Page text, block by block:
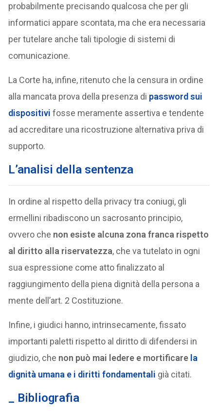
probabilmente precisando qualcosa che per gli
informatici appare scontata, ma che era necessaria
per tutelare anche tali tipologie di sistemi di
comunicazione.
La Corte ha, infine, ritenuto che la censura in ordine
alla mancata prova della presenza di password sui
dispositivifosse meramente assertiva e tendente
ad accreditare una ricostruzione alternativa priva di
supporto.
L’analisi della sentenza
In ordine al rispetto della privacy tra coniugi, gli
ermellini ribadiscono un sacrosanto principio,
ovvero che non esiste alcuna zona franca rispetto
al diritto alla riservatezza, che va tutelato in ogni
sua espressione come atto finalizzato al
raggiungimento della piena dignità della persona a
mente dell’art. 2 Costituzione.
Infine, i giudici hanno, intrinsecamente, fissato
importanti paletti rispetto al diritto di difendersi in
giudizio, che non può mai ledere e mortificare la
dignità umana e i diritti fondamentali già citati.
_ Bibliografia